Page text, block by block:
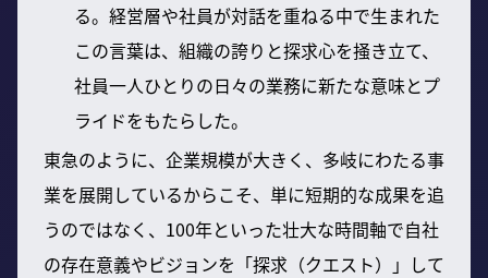
る。経営層や社員が対話を重ねる中で生まれた
この言葉は、組織の誇りと探求心を掻き立て、
社員一人ひとりの日々の業務に新たな意味とプ
ライドをもたらした。
東急のように、企業規模が大きく、多岐にわたる事
業を展開しているからこそ、単に短期的な成果を追
うのではなく、100年といった壮大な時間軸で自社
の存在意義やビジョンを「探求（クエスト）」して